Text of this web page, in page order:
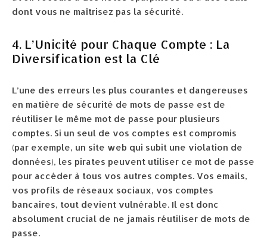
dont vous ne maîtrisez pas la sécurité.
4. L’Unicité pour Chaque Compte : La
Diversification est la Clé
L’une des erreurs les plus courantes et dangereuses
en matière de sécurité de mots de passe est de
réutiliser le même mot de passe pour plusieurs
comptes. Si un seul de vos comptes est compromis
(par exemple, un site web qui subit une violation de
données), les pirates peuvent utiliser ce mot de passe
pour accéder à tous vos autres comptes. Vos emails,
vos profils de réseaux sociaux, vos comptes
bancaires, tout devient vulnérable. Il est donc
absolument crucial de ne jamais réutiliser de mots de
passe.